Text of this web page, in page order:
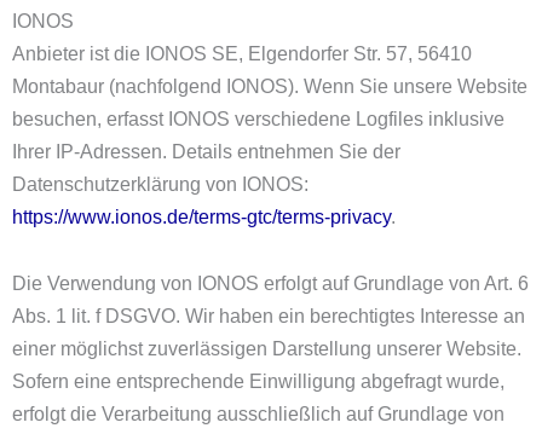
IONOS
Anbieter ist die IONOS SE, Elgendorfer Str. 57, 56410
Montabaur (nachfolgend IONOS). Wenn Sie unsere Website
besuchen, erfasst IONOS verschiedene Logfiles inklusive
Ihrer IP-Adressen. Details entnehmen Sie der
Datenschutzerklärung von IONOS:
https://www.ionos.de/terms-gtc/terms-privacy.
Die Verwendung von IONOS erfolgt auf Grundlage von Art. 6
Abs. 1 lit. f DSGVO. Wir haben ein berechtigtes Interesse an
einer möglichst zuverlässigen Darstellung unserer Website.
Sofern eine entsprechende Einwilligung abgefragt wurde,
erfolgt die Verarbeitung ausschließlich auf Grundlage von